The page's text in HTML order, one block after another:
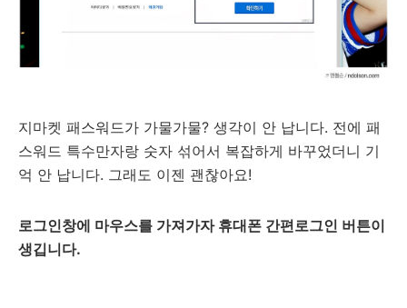
지마켓 패스워드가 가물가물? 생각이 안 납니다. 전에 패
스워드 특수만자랑 숫자 섞어서 복잡하게 바꾸었더니 기
억 안 납니다. 그래도 이젠 괜찮아요!
로그인창에 마우스를 가져가자 휴대폰 간편로그인 버튼이
생깁니다.